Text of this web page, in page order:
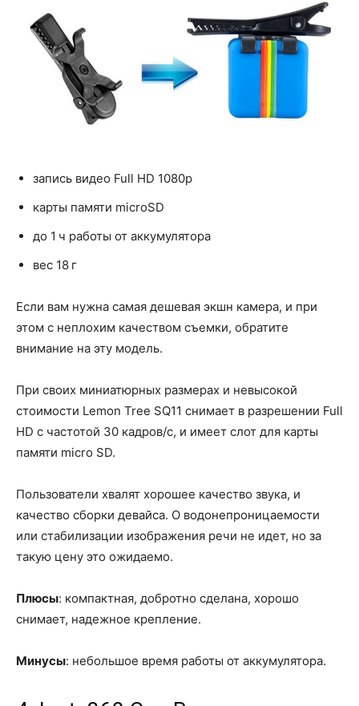
запись видео Full HD 1080p
карты памяти microSD
до 1 ч работы от аккумулятора
вес 18 г
Если вам нужна самая дешевая экшн камера, и при
этом с неплохим качеством съемки, обратите
внимание на эту модель.
При своих миниатюрных размерах и невысокой
стоимости Lemon Tree SQ11 снимает в разрешении Full
HD с частотой 30 кадров/с, и имеет слот для карты
памяти micro SD.
Пользователи хвалят хорошее качество звука, и
качество сборки девайса. О водонепроницаемости
или стабилизации изображения речи не идет, но за
такую цену это ожидаемо.
Плюсы: компактная, добротно сделана, хорошо
снимает, надежное крепление.
Минусы: небольшое время работы от аккумулятора.